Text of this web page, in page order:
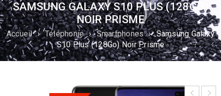
SAMSUNG GALAXY S10 PLUS (128GO)
NOIR PRISME
Accueil › Téléphonie › Smartphones › Samsung Galaxy
S10 Plus (128Go) Noir Prisme